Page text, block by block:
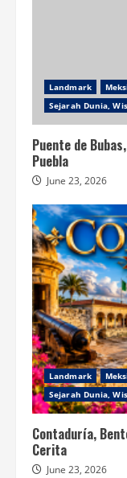
Landmark
Sejarah Dunia,
Puente de
Puebla
June 23, 2026
Landmark
Sejarah Dunia,
Contaduría,
Cerita
June 23, 2026